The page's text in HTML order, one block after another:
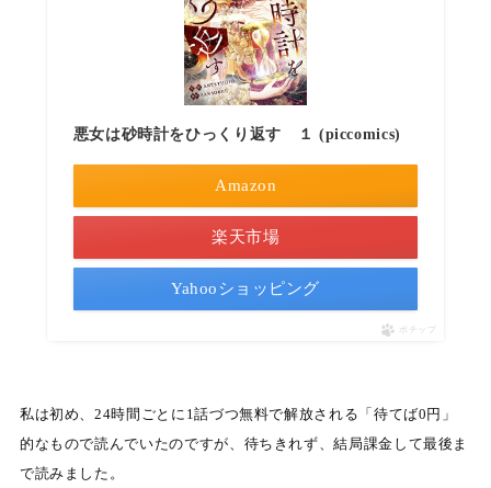
悪女は砂時計をひっくり返す １ (piccomics)
Amazon
楽天市場
Yahooショッピング
ポチップ
私は初め、24時間ごとに1話づつ無料で解放される「待てば0円」
的なもので読んでいたのですが、待ちきれず、結局課金して最後ま
で読みました。